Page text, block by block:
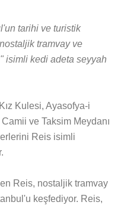
tarihi ve turistik
tramvay ve
isimli kedi adeta seyyah
Kulesi, Ayasofya-i
ve Taksim Meydanı
Reis isimli
Reis, nostaljik tramvay
keşfediyor. Reis,